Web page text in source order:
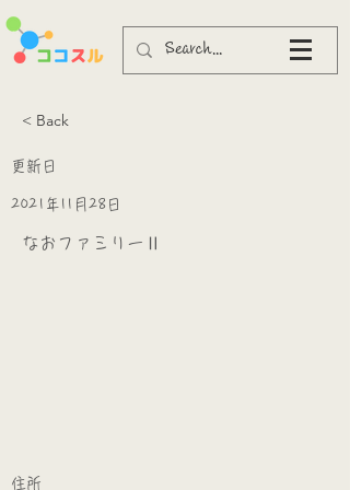
< Back
更新日
2021年11月28日
なおファミリーⅡ
​ ​住所